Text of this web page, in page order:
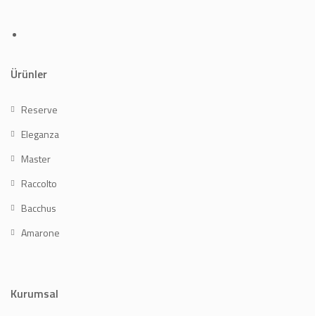
Ürünler
Reserve
Eleganza
Master
Raccolto
Bacchus
Amarone
Kurumsal